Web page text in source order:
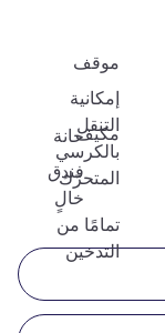
موقف
إمكانية
التنقل
بالكرسي
المتحرّك
مكيفحانة
فندق
خالٍ
تمامًا من
التدخين